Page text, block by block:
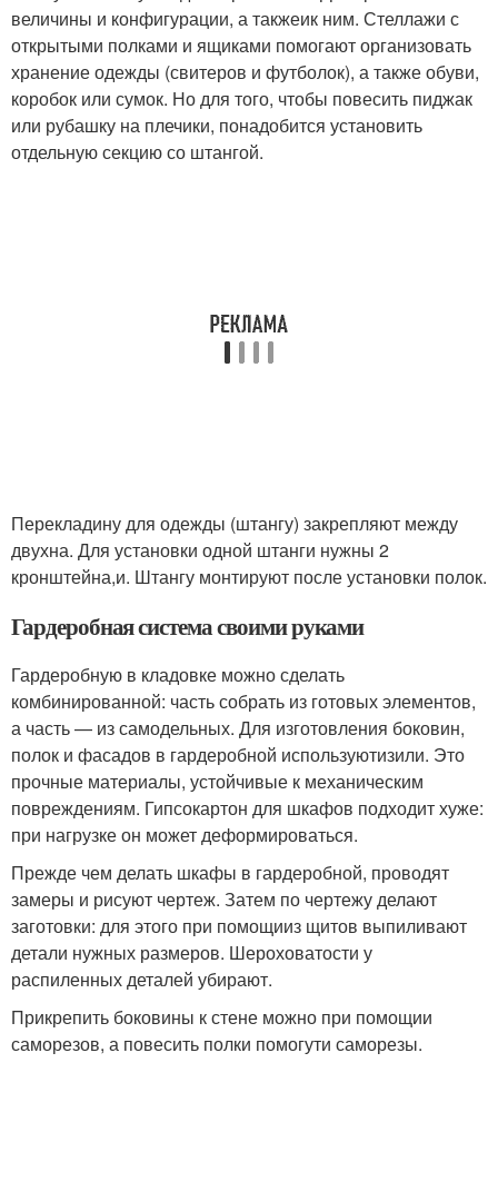
величины и конфигурации, а такжеик ним. Стеллажи с
открытыми полками и ящиками помогают организовать
хранение одежды (свитеров и футболок), а также обуви,
коробок или сумок. Но для того, чтобы повесить пиджак
или рубашку на плечики, понадобится установить
отдельную секцию со штангой.
Перекладину для одежды (штангу) закрепляют между
двухна. Для установки одной штанги нужны 2
кронштейна,и. Штангу монтируют после установки полок.
Гардеробная система своими руками
Гардеробную в кладовке можно сделать
комбинированной: часть собрать из готовых элементов,
а часть — из самодельных. Для изготовления боковин,
полок и фасадов в гардеробной используютизили. Это
прочные материалы, устойчивые к механическим
повреждениям. Гипсокартон для шкафов подходит хуже:
при нагрузке он может деформироваться.
Прежде чем делать шкафы в гардеробной, проводят
замеры и рисуют чертеж. Затем по чертежу делают
заготовки: для этого при помощииз щитов выпиливают
детали нужных размеров. Шероховатости у
распиленных деталей убирают.
Прикрепить боковины к стене можно при помощии
саморезов, а повесить полки помогути саморезы.